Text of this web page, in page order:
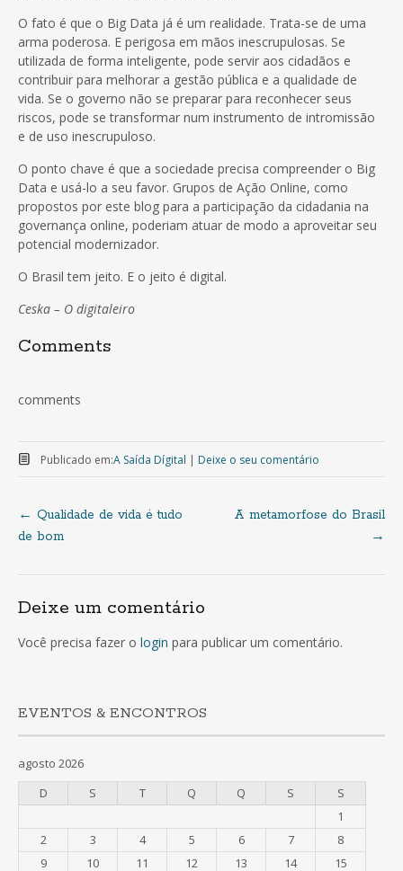
O fato é que o Big Data já é um realidade. Trata-se de uma
arma poderosa. E perigosa em mãos inescrupulosas. Se
utilizada de forma inteligente, pode servir aos cidadãos e
contribuir para melhorar a gestão pública e a qualidade de
vida. Se o governo não se preparar para reconhecer seus
riscos, pode se transformar num instrumento de intromissão
e de uso inescrupuloso.
O ponto chave é que a sociedade precisa compreender o Big
Data e usá-lo a seu favor. Grupos de Ação Online, como
propostos por este blog para a participação da cidadania na
governança online, poderiam atuar de modo a aproveitar seu
potencial modernizador.
O Brasil tem jeito. E o jeito é digital.
Ceska – O digitaleiro
Comments
comments
Publicado em:A Saída Dígital | Deixe o seu comentário
Navegação
de
artigos
← Qualidade de vida é tudo
de bom
A metamorfose do Brasil
→
Deixe um comentário
Você precisa fazer o login para publicar um comentário.
EVENTOS & ENCONTROS
agosto 2026
D
S T Q Q S
S
1
2
3 4 5 6 7
8
9
10 11 12 13 14 15